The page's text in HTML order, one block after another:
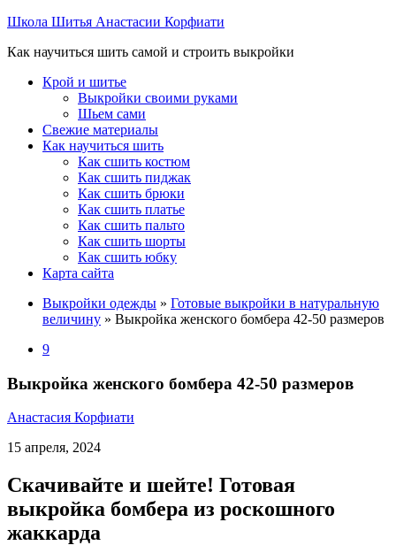
Школа Шитья Анастасии Корфиати
Как научиться шить самой и строить выкройки
Крой и шитье
Выкройки своими руками
Шьем сами
Свежие материалы
Как научиться шить
Как сшить костюм
Как сшить пиджак
Как сшить брюки
Как сшить платье
Как сшить пальто
Как сшить шорты
Как сшить юбку
Карта сайта
Выкройки одежды » Готовые выкройки в натуральную
величину » Выкройка женского бомбера 42-50 размеров
9
Выкройка женского бомбера 42-50 размеров
Анастасия Корфиати
15 апреля, 2024
Скачивайте и шейте! Готовая
выкройка бомбера из роскошного
жаккарда